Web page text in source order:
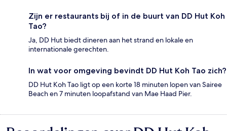
Zijn er restaurants bij of in de buurt van DD Hut Koh
Tao?
Ja, DD Hut biedt dineren aan het strand en lokale en
internationale gerechten.
In wat voor omgeving bevindt DD Hut Koh Tao zich?
DD Hut Koh Tao ligt op een korte 18 minuten lopen van Sairee
Beach en 7 minuten loopafstand van Mae Haad Pier.